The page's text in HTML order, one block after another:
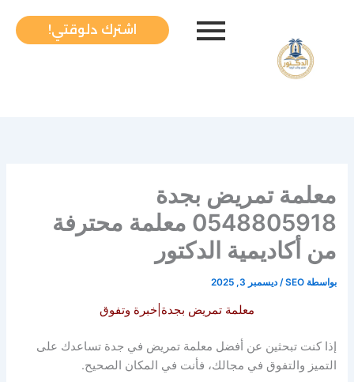
اشترك دلوقتي!
معلمة تمريض بجدة
0548805918 معلمة محترفة
من أكاديمية الدكتور
بواسطة SEO
/ديسمبر 3, 2025
معلمة تمريض بجدة|خبرة وتفوق
إذا كنت تبحثين عن أفضل معلمة تمريض في جدة تساعدك على
التميز والتفوق في مجالك، فأنت في المكان الصحيح.